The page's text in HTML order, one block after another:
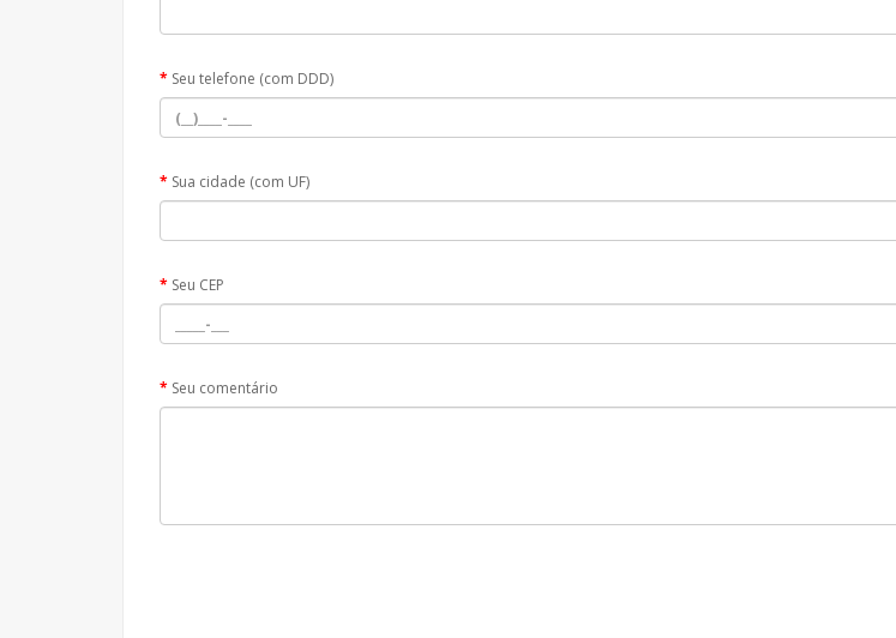
Seu telefone (com DDD)
Sua cidade (com UF)
Seu CEP
Seu comentário